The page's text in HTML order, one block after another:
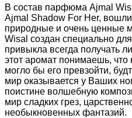
В состав парфюма Ajmal
Ajmal Shadow For Her,
природные и очень ценные
Wisal создан специально
привыкла всегда получать
этот аромат понимаешь,
могло бы его превзойти,
мир оказывается у Ваших
поистине волшебную
мир сладких грез,
необыкновенных фантазий.